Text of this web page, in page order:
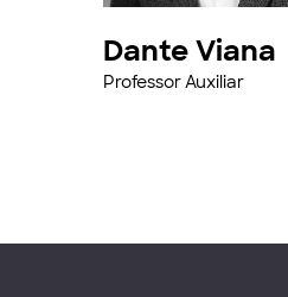
Dante Viana
Professor Auxiliar